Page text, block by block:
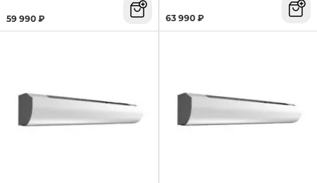
59 990 ₽ 63 990 ₽